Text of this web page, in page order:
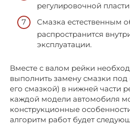
регулировочной
Смазка естественным
распространится
эксплуатации.
Вместе с валом рейки
выполнить замену смазки
его смазкой) в нижней части
каждой модели автомобиля
конструкционные
алгоритм работ будет